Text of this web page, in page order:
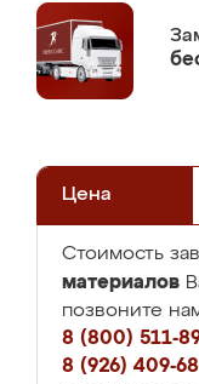
Цена
Стоимость
материалов
позвоните
8 (800) 511-
8 (926) 409-